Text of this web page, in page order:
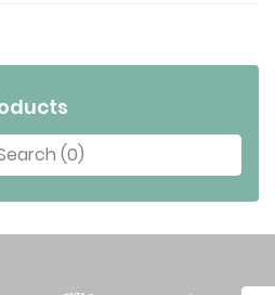
(0)